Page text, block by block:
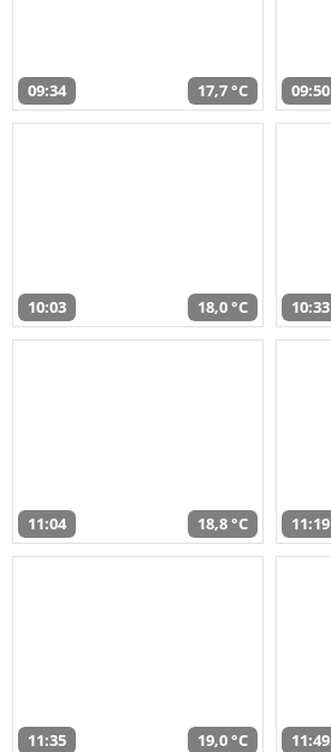
09:34 17,7 °C 09:50
10:03 18,0 °C 10:33
11:04 18,8 °C 11:19
11:35 19,0 °C 11:49